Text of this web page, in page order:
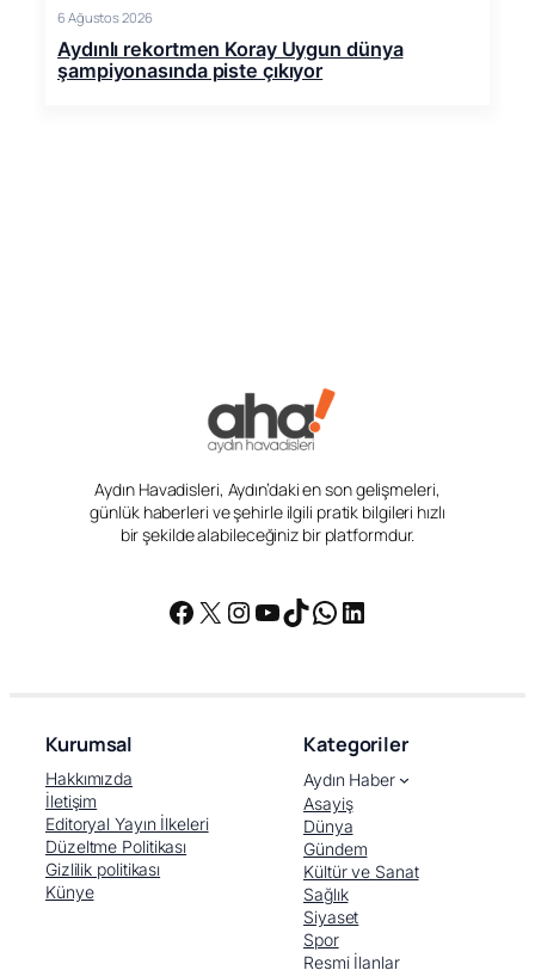
6 Ağustos 2026
Aydınlı rekortmen Koray Uygun dünya
şampiyonasında piste çıkıyor
Aydın Havadisleri, Aydın’daki en son gelişmeleri,
günlük haberleri ve şehirle ilgili pratik bilgileri hızlı
bir şekilde alabileceğiniz bir platformdur.
Facebook
X Instagram
YouTube
TikTok
WhatsApp
LinkedIn
Kurumsal
Hakkımızda
İletişim
Editoryal Yayın İlkeleri
Düzeltme Politikası
Gizlilik politikası
Künye
Kategoriler
Aydın Haber
Asayiş
Dünya
Gündem
Kültür ve Sanat
Sağlık
Siyaset
Spor
Resmi İlanlar